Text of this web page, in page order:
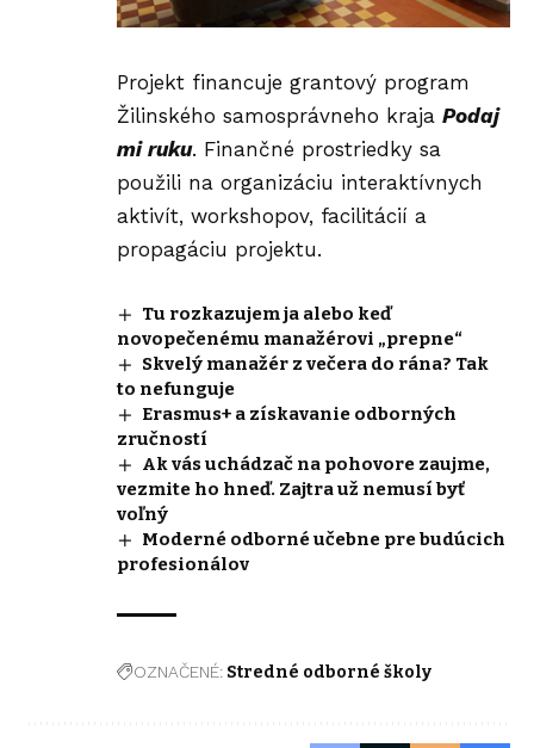
Projekt financuje grantový program
Žilinského samosprávneho kraja Podaj
mi ruku. Finančné prostriedky sa
použili na organizáciu interaktívnych
aktivít, workshopov, facilitácií a
propagáciu projektu.
Tu rozkazujem ja alebo keď
novopečenému manažérovi „prepne“
Skvelý manažér z večera do rána? Tak
to nefunguje
Erasmus+ a získavanie odborných
zručností
Ak vás uchádzač na pohovore zaujme,
vezmite ho hneď. Zajtra už nemusí byť
voľný
Moderné odborné učebne pre budúcich
profesionálov
OZNAČENÉ: Stredné odborné školy